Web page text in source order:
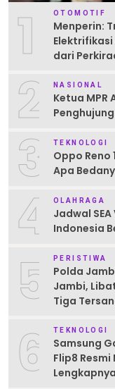
1 OTOMOTIF
Menperin:
dari
2 NASIONAL
Ketua MPR
3 TEKNOLOGI
Oppo Reno
Apa
4 OLAHRAGA
Jadwal
Indonesia
5 PERISTIWA
Polda
Jambi,
Tiga
6 TEKNOLOGI
Samsung
Flip8
Lengkapnya